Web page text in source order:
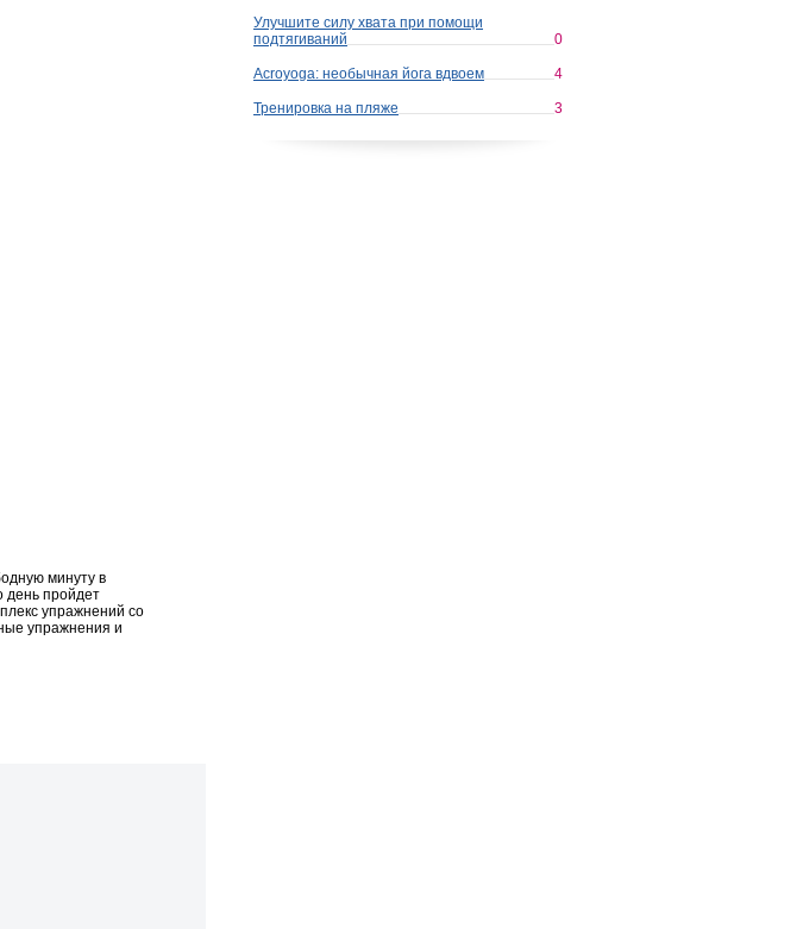
минуту в
день пройдет
упражнений со
упражнения и
Улучшите силу хвата при помощи
подтягиваний
0
Acroyoga: необычная йога вдвоем 4
Тренировка на пляже 3